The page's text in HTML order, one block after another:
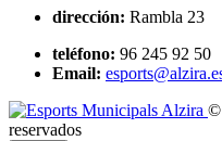
dirección: Rambla 23
teléfono: 96 245 92 50
Email:
©
reservados